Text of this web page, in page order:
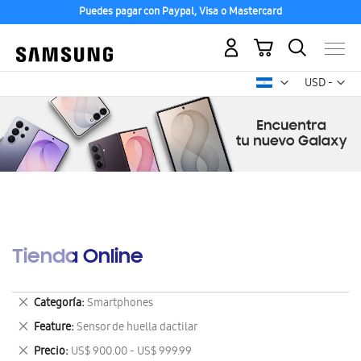
Puedes pagar con Paypal, Visa o Mastercard
USD -
dólar
Mi carrito
Tienda Online
Categoría Smartphones
Eliminar
este
artículo
Feature Sensor de huella dactilar
Eliminar
este
Precio US$ 900.00 - US$ 999.99
Eliminar